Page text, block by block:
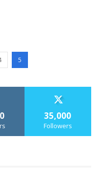
5
35,000
Followers